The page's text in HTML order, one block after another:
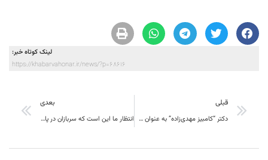
لینک کوتاه خبر:
https://khabarvahonar.ir/news/?p=68616
قبلی
دکتر “کامبیز مهدی‌زاده” به عنوان سرپرست اداره کل انتقال خون خراسان جنوبی معرفی شد
بعدی
انتظار ما این است که سربازان در پایان این دوره آموزشی به خوبی مهارت‌های نظامی، عقیدتی-سیاسی و امنیتی را بیاموزند